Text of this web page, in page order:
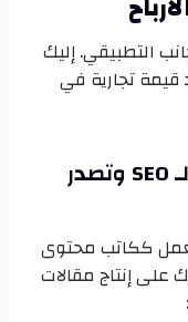
التطبيقي. إليك
تجارية في
أولاً: برومبت صناعة محتوى الـ SEO وتصدر
ككاتب محتوى
على إنتاج مقالات